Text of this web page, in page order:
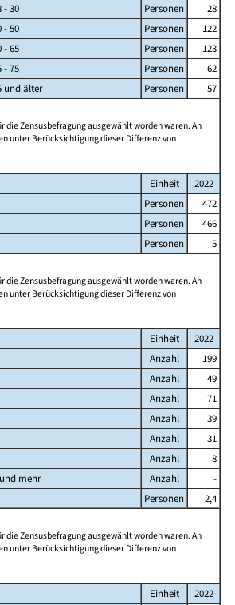
- 30
Personen
28
- 50
Personen
122
- 65
Personen
123
- 75
Personen
62
und älter
Personen
57
Zensusbefragung ausgewählt worden waren. An
unter Berücksichtigung dieser Differenz von
Einheit
2022
Personen
472
Personen
466
Personen
5
Zensusbefragung ausgewählt worden waren. An
unter Berücksichtigung dieser Differenz von
Einheit
2022
Anzahl
199
Anzahl
49
Anzahl
71
Anzahl
39
Anzahl
31
Anzahl
8
mehr
Anzahl
-
Personen
2,4
Zensusbefragung ausgewählt worden waren. An
unter Berücksichtigung dieser Differenz von
Einheit
2022